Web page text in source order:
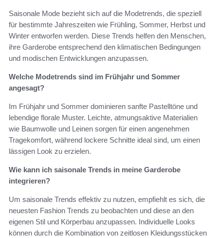
Saisonale Mode bezieht sich auf die Modetrends, die speziell
für bestimmte Jahreszeiten wie Frühling, Sommer, Herbst und
Winter entworfen werden. Diese Trends helfen den Menschen,
ihre Garderobe entsprechend den klimatischen Bedingungen
und modischen Entwicklungen anzupassen.
Welche Modetrends sind im Frühjahr und Sommer
angesagt?
Im Frühjahr und Sommer dominieren sanfte Pastelltöne und
lebendige florale Muster. Leichte, atmungsaktive Materialien
wie Baumwolle und Leinen sorgen für einen angenehmen
Tragekomfort, während lockere Schnitte ideal sind, um einen
lässigen Look zu erzielen.
Wie kann ich saisonale Trends in meine Garderobe
integrieren?
Um saisonale Trends effektiv zu nutzen, empfiehlt es sich, die
neuesten Fashion Trends zu beobachten und diese an den
eigenen Stil und Körperbau anzupassen. Individuelle Looks
können durch die Kombination von zeitlosen Kleidungsstücken